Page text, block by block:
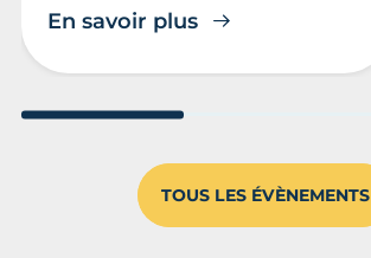
En savoir plus
TOUS LES ÉVÈNEMENTS